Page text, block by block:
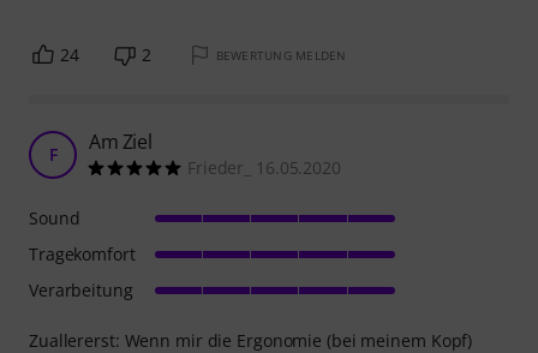
24 2 BEWERTUNG MELDEN
F Am Ziel
Frieder_ 16.05.2020
Zuallererst: Wenn mir die Ergonomie (bei meinem Kopf)
Sound
Tragekomfort
Verarbeitung